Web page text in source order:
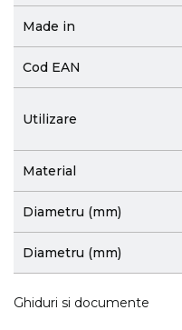
Made in
Cod EAN
Utilizare
Material
Diametru (mm)
Diametru (mm)
Ghiduri si documente